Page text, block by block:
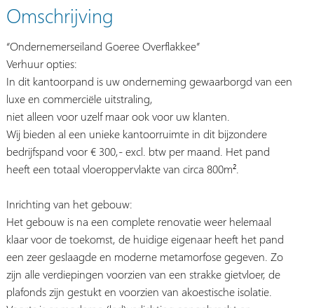
Omschrijving
“Ondernemerseiland Goeree Overflakkee”
Verhuur opties:
In dit kantoorpand is uw onderneming gewaarborgd van een
luxe en commerciële uitstraling,
niet alleen voor uzelf maar ook voor uw klanten.
Wij bieden al een unieke kantoorruimte in dit bijzondere
bedrijfspand voor € 300,- excl. btw per maand. Het pand
heeft een totaal vloeroppervlakte van circa 800m².
Inrichting van het gebouw:
Het gebouw is na een complete renovatie weer helemaal
klaar voor de toekomst, de huidige eigenaar heeft het pand
een zeer geslaagde en moderne metamorfose gegeven. Zo
zijn alle verdiepingen voorzien van een strakke gietvloer, de
plafonds zijn gestukt en voorzien van akoestische isolatie.